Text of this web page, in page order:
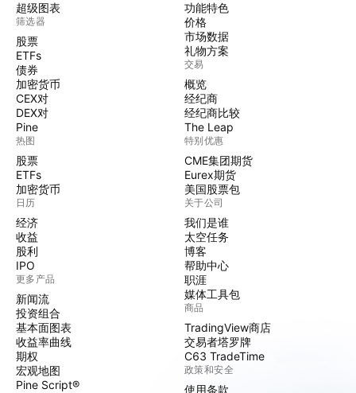
超级图表
筛选器
股票
ETFs
债券
加密货币
CEX对
DEX对
Pine
热图
股票
ETFs
加密货币
日历
经济
收益
股利
IPO
更多产品
新闻流
投资组合
基本面图表
收益率曲线
期权
宏观地图
Pine Script®
功能特色
价格
市场数据
礼物方案
交易
概览
经纪商
经纪商比较
The Leap
特别优惠
CME集团期货
Eurex期货
美国股票包
关于公司
我们是谁
太空任务
博客
帮助中心
职涯
媒体工具包
商品
TradingView商店
交易者塔罗牌
C63 TradeTime
政策和安全
使用条款